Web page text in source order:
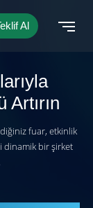
Al
fuar, etkinlik
dinamik bir şirket